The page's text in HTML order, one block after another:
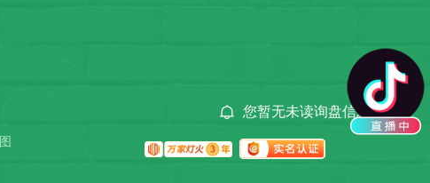
您暂无未读询盘信息!